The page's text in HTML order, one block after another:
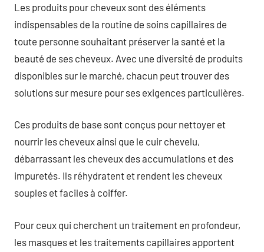
Les produits pour cheveux sont des éléments
indispensables de la routine de soins capillaires de
toute personne souhaitant préserver la santé et la
beauté de ses cheveux. Avec une diversité de produits
disponibles sur le marché, chacun peut trouver des
solutions sur mesure pour ses exigences particulières.
Ces produits de base sont conçus pour nettoyer et
nourrir les cheveux ainsi que le cuir chevelu,
débarrassant les cheveux des accumulations et des
impuretés. Ils réhydratent et rendent les cheveux
souples et faciles à coiffer.
Pour ceux qui cherchent un traitement en profondeur,
les masques et les traitements capillaires apportent